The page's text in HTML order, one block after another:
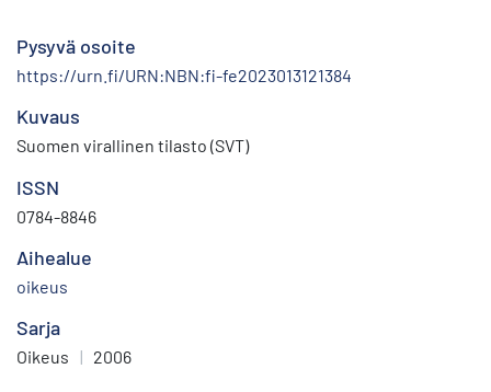
Pysyvä osoite
https://urn.fi/URN:NBN:fi-fe2023013121384
Kuvaus
Suomen virallinen tilasto (SVT)
ISSN
0784-8846
Aihealue
oikeus
Sarja
Oikeus | 2006